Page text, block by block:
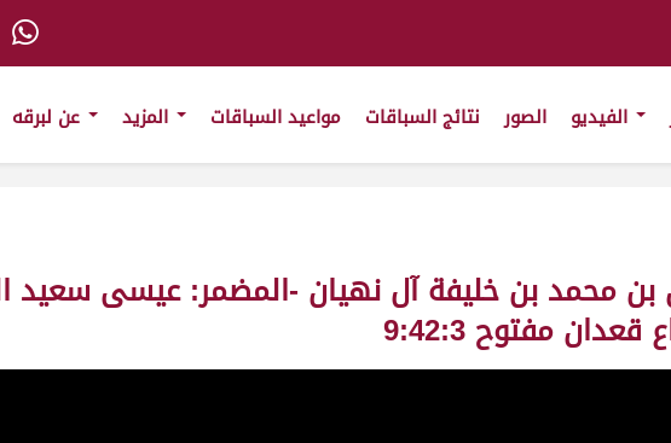
الصور نتائج السباقات مواعيد السباقات
بن محمد بن خليفة آل نهيان -المضمر: عيسى